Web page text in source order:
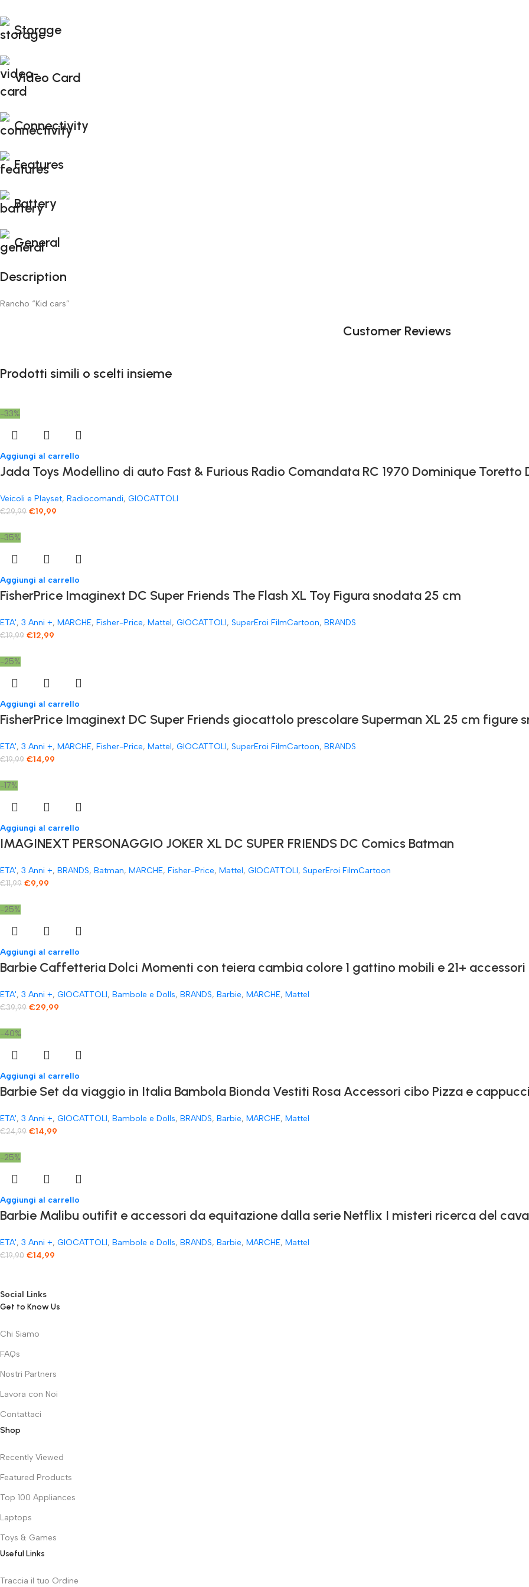
Storage
Video Card
Connectivity
Features
Battery
General
Description
Rancho “Kid cars”
Customer Reviews
Prodotti simili o scelti insieme
-33%
Aggiungi al carrello
Jada Toys Modellino di auto Fast & Furious Radio Comandata RC 1970 Dominique Toretto
Veicoli e Playset, Radiocomandi, GIOCATTOLI
€29,99 €19,99
-35%
Aggiungi al carrello
FisherPrice Imaginext DC Super Friends The Flash XL Toy Figura snodata 25 cm
ETA', 3 Anni +, MARCHE, Fisher-Price, Mattel, GIOCATTOLI, SuperEroi FilmCartoon, BRANDS
€19,99 €12,99
-25%
Aggiungi al carrello
FisherPrice Imaginext DC Super Friends giocattolo prescolare Superman XL 25 cm figure
ETA', 3 Anni +, MARCHE, Fisher-Price, Mattel, GIOCATTOLI, SuperEroi FilmCartoon, BRANDS
€19,99 €14,99
-17%
Aggiungi al carrello
IMAGINEXT PERSONAGGIO JOKER XL DC SUPER FRIENDS DC Comics Batman
ETA', 3 Anni +, BRANDS, Batman, MARCHE, Fisher-Price, Mattel, GIOCATTOLI, SuperEroi FilmCartoon
€11,99 €9,99
-25%
Aggiungi al carrello
​Barbie Caffetteria Dolci Momenti con teiera cambia colore 1 gattino mobili e 21+ accessori
ETA', 3 Anni +, GIOCATTOLI, Bambole e Dolls, BRANDS, Barbie, MARCHE, Mattel
€39,99 €29,99
-40%
Aggiungi al carrello
Barbie Set da viaggio in Italia Bambola Bionda Vestiti Rosa Accessori cibo Pizza e
ETA', 3 Anni +, GIOCATTOLI, Bambole e Dolls, BRANDS, Barbie, MARCHE, Mattel
€24,99 €14,99
-25%
Aggiungi al carrello
Barbie Malibu outifit e accessori da equitazione dalla serie Netflix I misteri ricerca del
ETA', 3 Anni +, GIOCATTOLI, Bambole e Dolls, BRANDS, Barbie, MARCHE, Mattel
€19,90 €14,99
Social Links
Get to Know Us
Chi Siamo
FAQs
Nostri Partners
Lavora con Noi
Contattaci
Shop
Recently Viewed
Featured Products
Top 100 Appliances
Laptops
Toys & Games
Useful Links
Traccia il tuo Ordine